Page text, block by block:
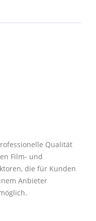
Qualität
Film- und
die für Kunden
Anbieter